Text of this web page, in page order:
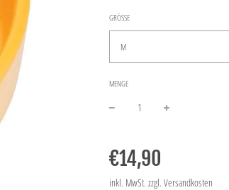
GRÖSSE
M
MENGE
Preis
€14,90
inkl. MwSt. zzgl. Versandkosten